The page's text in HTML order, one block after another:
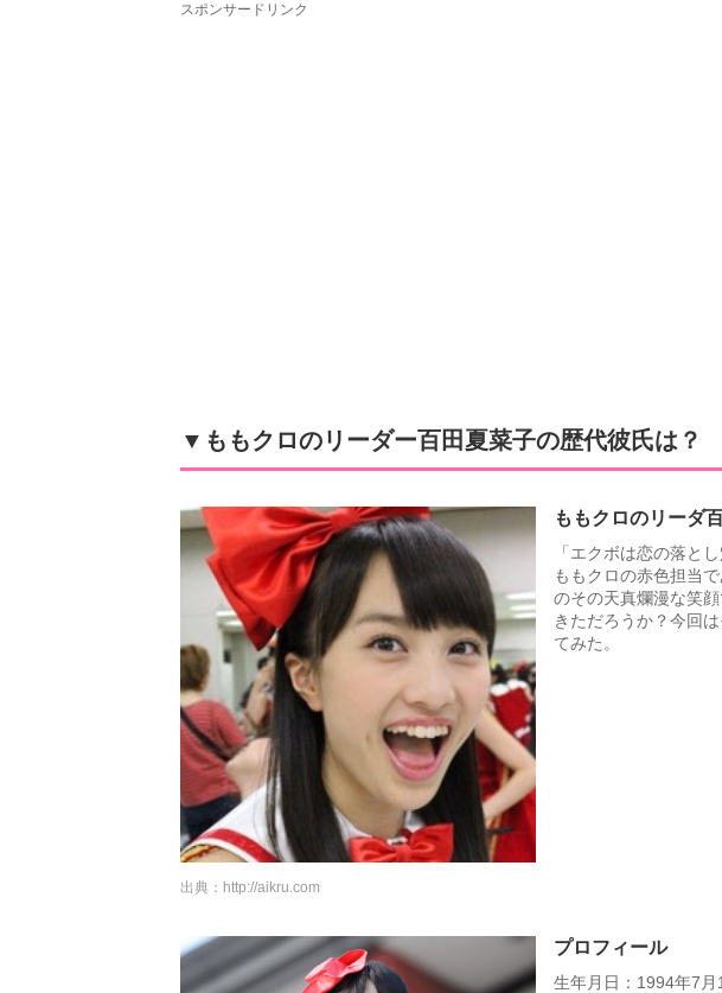
スポンサードリンク
▼ももクロのリーダー百田夏菜子の歴代彼氏は？
ももクロのリーダ
「エクボは恋の落と
ももクロの赤色担当
のその天真爛漫な笑
きただろうか？今回
てみた。
出典： http://aikru.com
プロフィール
生年月日：1994年7月